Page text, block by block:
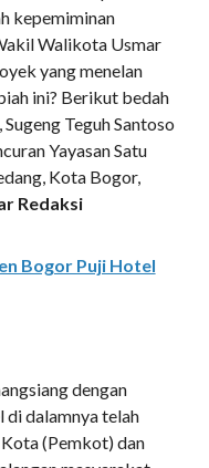
kepemiminan
Walikota Usmar
yang menelan
ini? Berikut bedah
Teguh Santoso
Yayasan Satu
Kota Bogor,
Redaksi
Bogor Puji Hotel
dengan
di dalamnya telah
(Pemkot) dan